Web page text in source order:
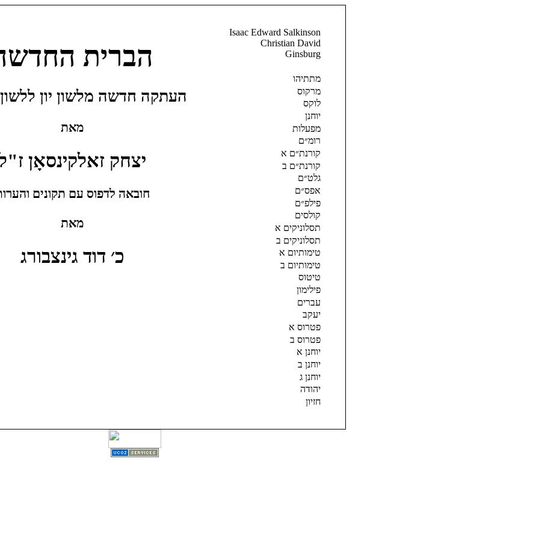
הברית
העתקה חדשה מלשון יון
מאת
יצחק זאלקינסאָן
חובאה לדפוס עם תקונים
מאת
כ׳ דוד גינצבורג
Isaac Edward Salkinson
Christian David
Ginsburg
מתתיהו
מרקוס
לוקס
יוחנן
מפעלות
רומ״ם
קורנת״ם א
קורנת״ם ב
גלט״ם
אפס״ם
פילפ״ם
קולסים
תסלוניקים א
תסלוניקים ב
טימותיום א
טימותיום ב
טיטוס
פילימון
עברים
יעקב
פטרוס א
פטרוס ב
יוחנן א
יוחנן ב
יוחנן ג
יהודה
חזיון